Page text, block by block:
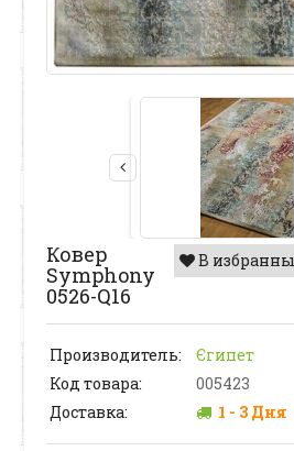
В
Ковер
Symphony
0526-Q16
Производитель:
Єгипет
Код товара:
005423
Доставка:
1 - 3 Дня